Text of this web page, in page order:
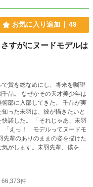
お気に入り追加 49
すがにヌードモデルは
賞を総なめにし、将来を嘱望
晶。 なぜかその天才美少年は
部に入部してきた。 千晶が実
った未羽は、彼が描きたいと
れじゃあ、未羽
「えっ！ モデルってヌードモ
先輩のありのままの姿を描けた
がします。未羽先輩、僕を助
て聞いてない……けど、可愛
？ 子犬系腹黒後輩
写は※付き この小説は別サイト
66,373件